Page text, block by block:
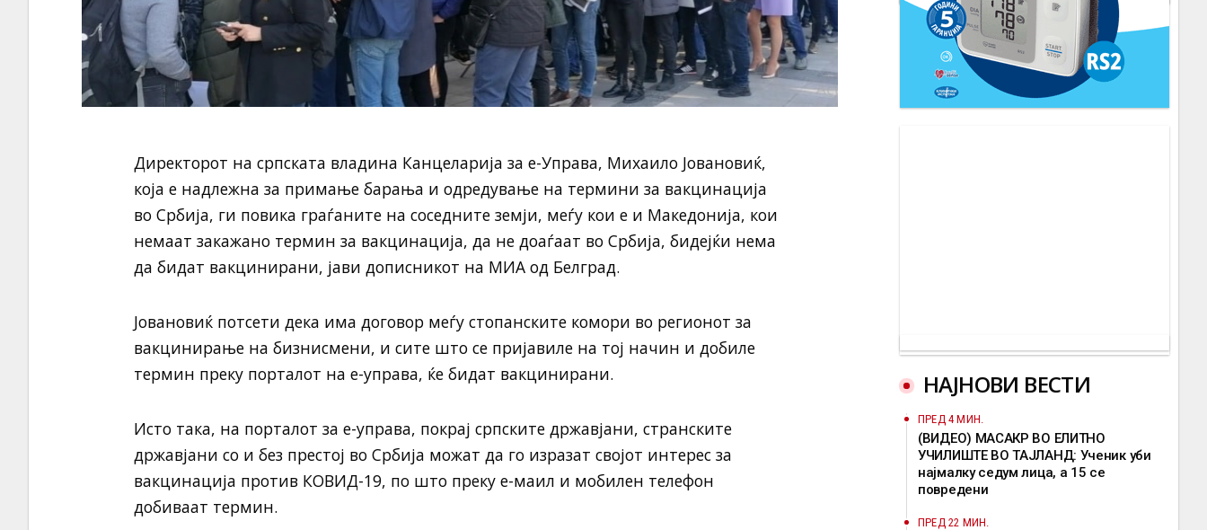
Директорот на српската владина Канцеларија за е-Управа, Михаило Јовановиќ,
која е надлежна за примање барања и одредување на термини за вакцинација
во Србија, ги повика граѓаните на соседните земји, меѓу кои е и Македонија, кои
немаат закажано термин за вакцинација, да не доаѓаат во Србија, бидејќи нема
да бидат вакцинирани, јави дописникот на МИА од Белград.
Јовановиќ потсети дека има договор меѓу стопанските комори во регионот за
вакцинирање на бизнисмени, и сите што се пријавиле на тој начин и добиле
термин преку порталот на е-управа, ќе бидат вакцинирани.
Исто така, на порталот за е-управа, покрај српските државјани, странските
државјани со и без престој во Србија можат да го изразат својот интерес за
вакцинација против КОВИД-19, по што преку е-маил и мобилен телефон
добиваат термин.
НАЈНОВИ ВЕСТИ
ПРЕД 4 МИН.
(ВИДЕО) МАСАКР ВО ЕЛИТНО
УЧИЛИШТЕ ВО ТАЈЛАНД: Ученик уби
најмалку седум лица, а 15 се
повредени
ПРЕД 22 МИН.